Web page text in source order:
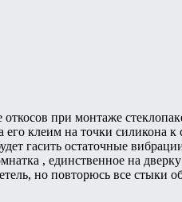
при монтаже
клеим на точки силикона
гасить остаточные
, единственное на
но повторюсь все стыки